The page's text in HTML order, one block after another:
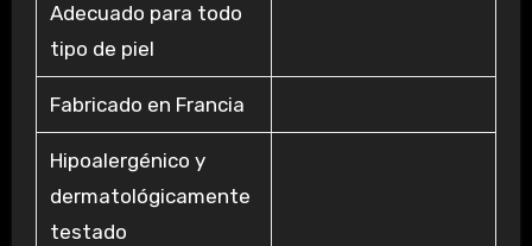
Adecuado para todo
tipo de piel
Fabricado en Francia
Hipoalergénico y
dermatológicamente
testado